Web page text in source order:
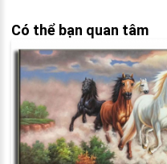
Có thể bạn quan tâm